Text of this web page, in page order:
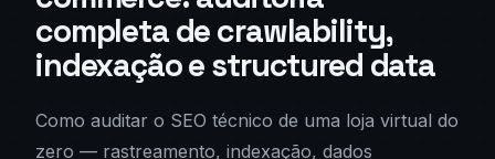
completa de crawlability,
indexação e structured data
Como auditar o SEO técnico de uma loja virtual do
zero — rastreamento, indexação, dados